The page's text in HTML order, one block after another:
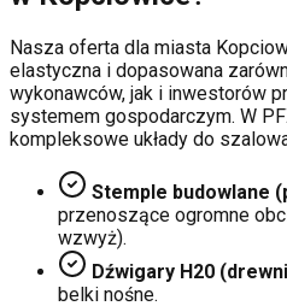
Nasza oferta dla miasta
elastyczna i dopasowana
wykonawców, jak i inwestorów
systemem gospodarczym. W
kompleksowe układy do
Stemple budowlane
przenoszące ogromne
wzwyż).
Dźwigary H20
belki nośne.